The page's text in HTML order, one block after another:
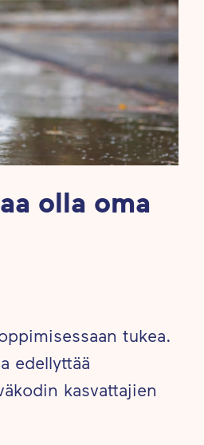
olla oma
tukea.
edellyttää
kasvattajien